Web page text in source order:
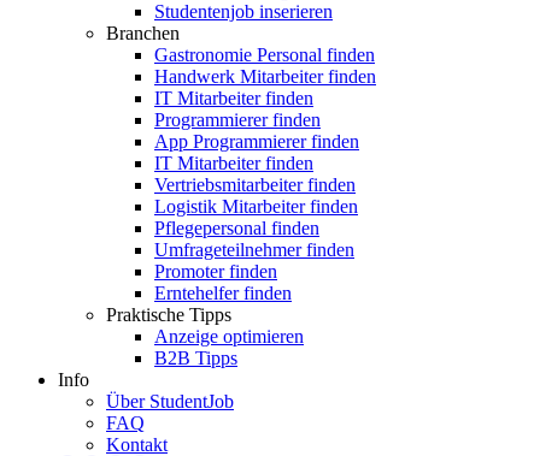
Studentenjob inserieren
Branchen
Gastronomie Personal finden
Handwerk Mitarbeiter finden
IT Mitarbeiter finden
Programmierer finden
App Programmierer finden
IT Mitarbeiter finden
Vertriebsmitarbeiter finden
Logistik Mitarbeiter finden
Pflegepersonal finden
Umfrageteilnehmer finden
Promoter finden
Erntehelfer finden
Praktische Tipps
Anzeige optimieren
B2B Tipps
Info
Über StudentJob
FAQ
Kontakt